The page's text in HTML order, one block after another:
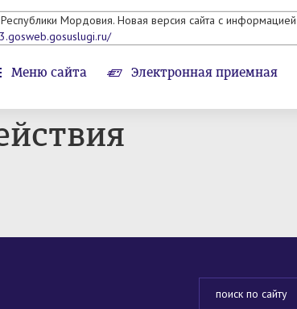
Мордовия. Новая версия сайта с
Меню сайта Электронная приемная